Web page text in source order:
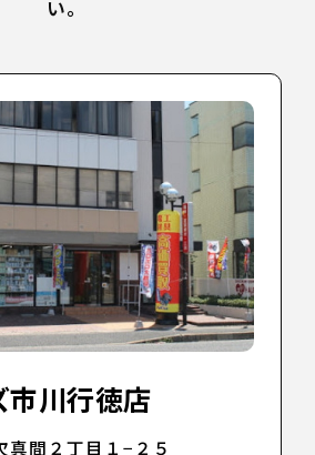
い。
市川行徳店
真間２丁目１−２５